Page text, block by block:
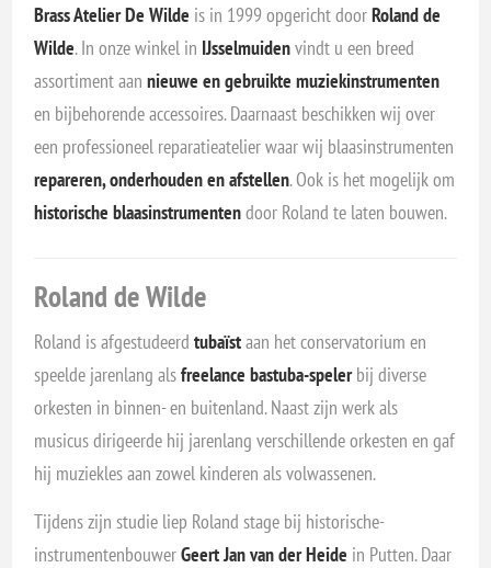
Brass Atelier De Wilde is in 1999 opgericht doorRoland de
Wilde. In onze winkel in IJsselmuidenvindt u een breed
assortiment aannieuwe en gebruikte muziekinstrumenten
en bijbehorende accessoires. Daarnaast beschikken wij over
een professioneel reparatieatelier waar wij blaasinstrumenten
repareren, onderhouden en afstellen. Ook is het mogelijk om
historische blaasinstrumentendoor Roland te laten bouwen.
Roland de Wilde
Roland is afgestudeerdtubaïstaan het conservatorium en
speelde jarenlang alsfreelance bastuba-spelerbij diverse
orkesten in binnen- en buitenland. Naast zijn werk als
musicus dirigeerde hij jarenlang verschillende orkesten en gaf
hij muziekles aan zowel kinderen als volwassenen.
Tijdens zijn studie liep Roland stage bij historische-
instrumentenbouwerGeert Jan van der Heide in Putten. Daar